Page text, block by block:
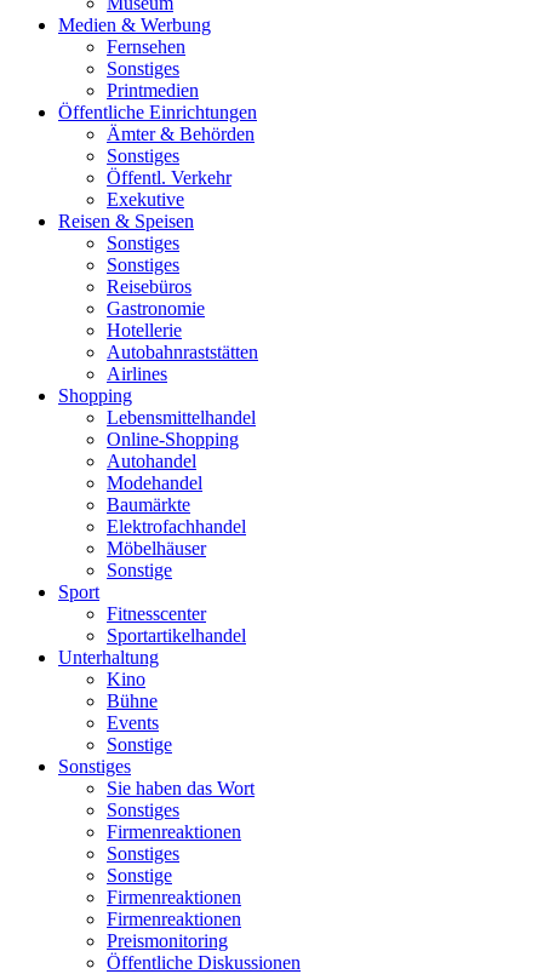
Medien & Werbung
Fernsehen
Sonstiges
Printmedien
Öffentliche Einrichtungen
Ämter & Behörden
Sonstiges
Öffentl. Verkehr
Exekutive
Reisen & Speisen
Sonstiges
Sonstiges
Reisebüros
Gastronomie
Hotellerie
Autobahnraststätten
Airlines
Shopping
Lebensmittelhandel
Online-Shopping
Autohandel
Modehandel
Baumärkte
Elektrofachhandel
Möbelhäuser
Sonstige
Sport
Fitnesscenter
Sportartikelhandel
Unterhaltung
Kino
Bühne
Events
Sonstige
Sonstiges
Sie haben das Wort
Sonstiges
Firmenreaktionen
Sonstiges
Sonstige
Firmenreaktionen
Firmenreaktionen
Preismonitoring
Öffentliche Diskussionen